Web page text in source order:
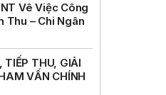
Vê Việc Công
Thu – Chi Ngân
TIẾP THU, GIẢI
VẤN CHÍNH